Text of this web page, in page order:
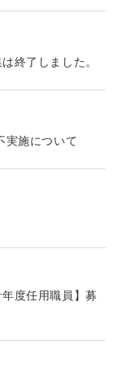
終了しました。
実施について
度任用職員】募